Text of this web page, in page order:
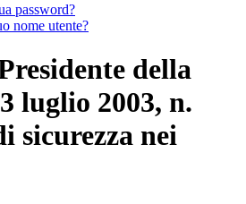
password?
nome utente?
della
luglio 2003, n.
sicurezza nei